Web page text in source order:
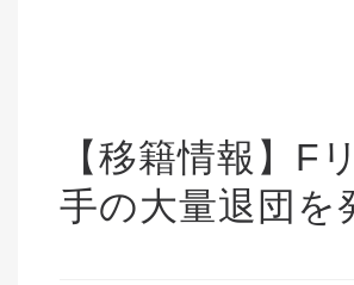
【移籍情報】F
手の大量退団